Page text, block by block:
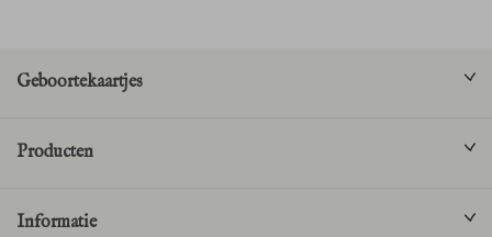
Geboortekaartjes
Producten
Informatie